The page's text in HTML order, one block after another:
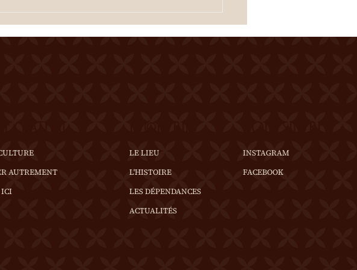
AUTREMENT
ICI
LE LIEU
L'HISTOIRE
LES DÉPENDANCES
ACTUALITÉS
INSTAGRAM
FACEBOOK